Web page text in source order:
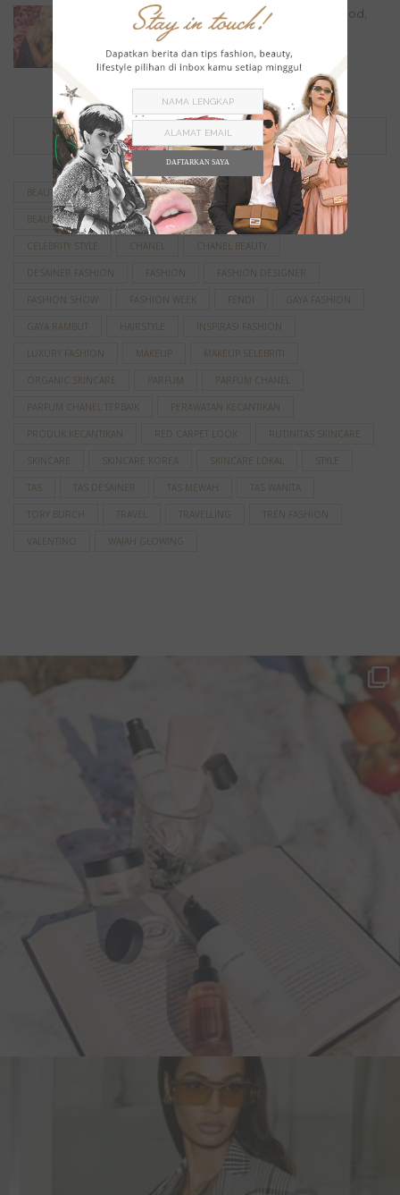
7 Produk Kecantikan Favorit Artis Hollywood,
Ternyata Sangat...
Beauty, Beauty Picks June 22, 2023
TAG
BEAUTIFIED BEAUTY BEAUTY PRODUCT BEAUTY TIPS
BEAUTY TREATMENT BOLD MAKEUP BRAND FASHION
CELEBRITY STYLE CHANEL CHANEL BEAUTY
DESAINER FASHION FASHION FASHION DESIGNER
FASHION SHOW FASHION WEEK FENDI GAYA FASHION
GAYA RAMBUT HAIRSTYLE INSPIRASI FASHION
LUXURY FASHION MAKEUP MAKEUP SELEBRITI
ORGANIC SKINCARE PARFUM PARFUM CHANEL
PARFUM CHANEL TERBAIK PERAWATAN KECANTIKAN
PRODUK KECANTIKAN RED CARPET LOOK RUTINITAS SKINCARE
SKINCARE SKINCARE KOREA SKINCARE LOKAL STYLE
TAS TAS DESAINER TAS MEWAH TAS WANITA
TORY BURCH TRAVEL TRAVELLING TREN FASHION
VALENTINO WAJAH GLOWING
DAFTARKAN SAYA